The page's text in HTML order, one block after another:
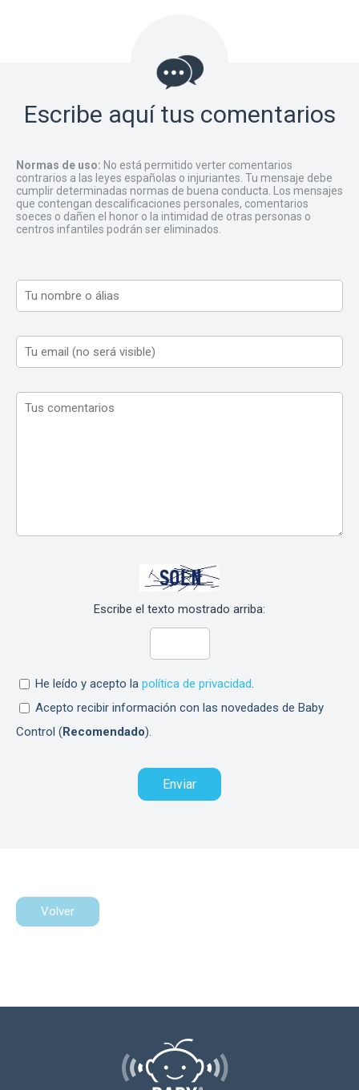
Escribe aquí tus comentarios
Normas de uso: No está permitido verter comentarios
contrarios a las leyes españolas o injuriantes. Tu mensaje debe
cumplir determinadas normas de buena conducta. Los mensajes
que contengan descalificaciones personales, comentarios
soeces o dañen el honor o la intimidad de otras personas o
centros infantiles podrán ser eliminados.
Escribe el texto mostrado arriba:
He leído y acepto la política de privacidad.
Acepto recibir información con las novedades de Baby
Control (Recomendado).
Volver